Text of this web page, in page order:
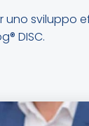
uno sviluppo
DISC.